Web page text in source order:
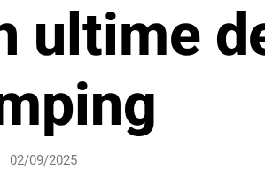
ultime
02/09/2025